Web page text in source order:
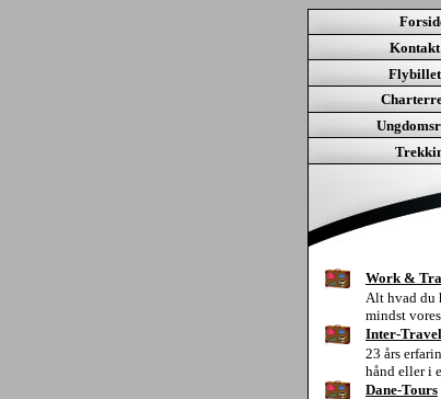
Kontakt
Work &
Alt hvad du
mindst
Inter-Travel
23 års
hånd eller i
Dane-Tours